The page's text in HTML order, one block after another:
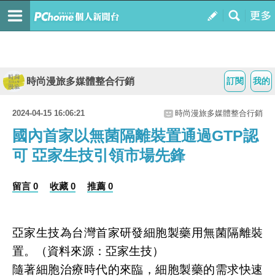
我的
訂閱
時尚漫旅多媒體整合行銷
2024-04-15 16:06:21 時尚漫旅多媒體整合行銷
國內首家以無菌隔離裝置通過GTP認
可 亞家生技引領市場先鋒
留言 0 收藏 0 推薦 0
亞家生技為台灣首家研發細胞製藥用無菌隔離裝
置。（資料來源：亞家生技）
隨著細胞治療時代的來臨，細胞製藥的需求快速